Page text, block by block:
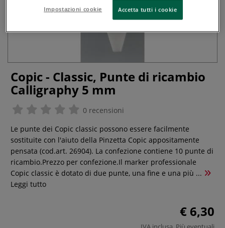
Copic - Classic, Punte di ricambio
Calligraphy 5 mm
0 recensioni
Le punte dei Copic classic possono essere facilmente
sostituite con l'aiuto della Pinzetta Copic appositamente
pensata (cod.art. 26904). La confezione contiene 10 punte di
ricambio.Prezzo per confezione.Il marker professionale
Copic classic è dotato di due punte, una fine e una più ...
Leggi tutto
€ 6,30
Impostazioni cookie Accetta tutti i cookie